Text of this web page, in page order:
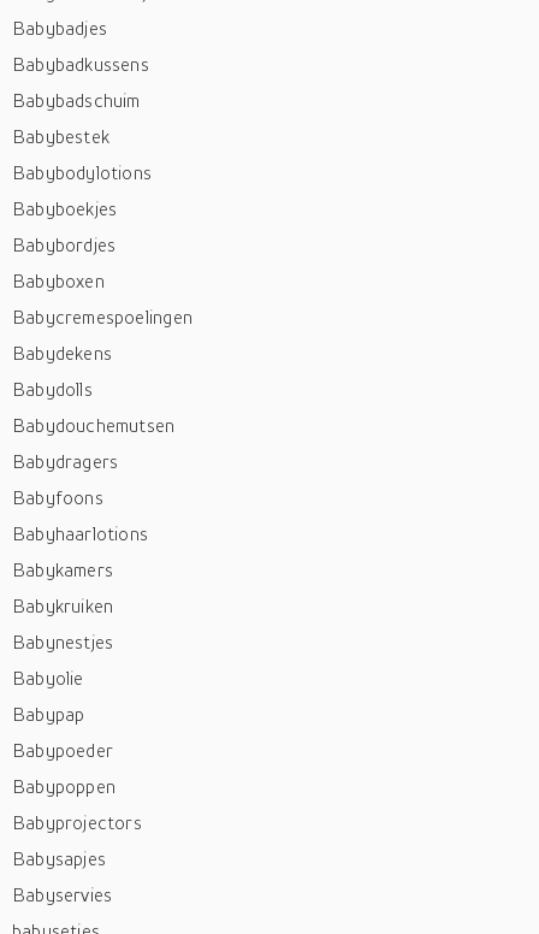
Babybadjes
Babybadkussens
Babybadschuim
Babybestek
Babybodylotions
Babyboekjes
Babybordjes
Babyboxen
Babycremespoelingen
Babydekens
Babydolls
Babydouchemutsen
Babydragers
Babyfoons
Babyhaarlotions
Babykamers
Babykruiken
Babynestjes
Babyolie
Babypap
Babypoeder
Babypoppen
Babyprojectors
Babysapjes
Babyservies